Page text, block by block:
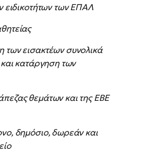
ειδικοτήτων των ΕΠΑΛ
των εισακτέων συνολικά
και κατάργηση των
θεμάτων και της ΕΒΕ
δημόσιο, δωρεάν και